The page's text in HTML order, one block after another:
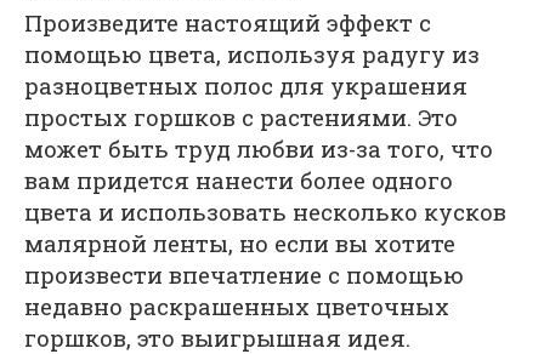
Произведите настоящий эффект с
помощью цвета, используя радугу из
разноцветных полос для украшения
простых горшков с растениями. Это
может быть труд любви из-за того, что
вам придется нанести более одного
цвета и использовать несколько кусков
малярной ленты, но если вы хотите
произвести впечатление с помощью
недавно раскрашенных цветочных
горшков, это выигрышная идея.